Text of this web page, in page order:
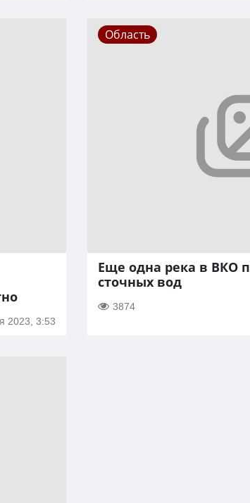
2023, 3:53
Область
Еще одна река в ВКО
сточных вод
3874